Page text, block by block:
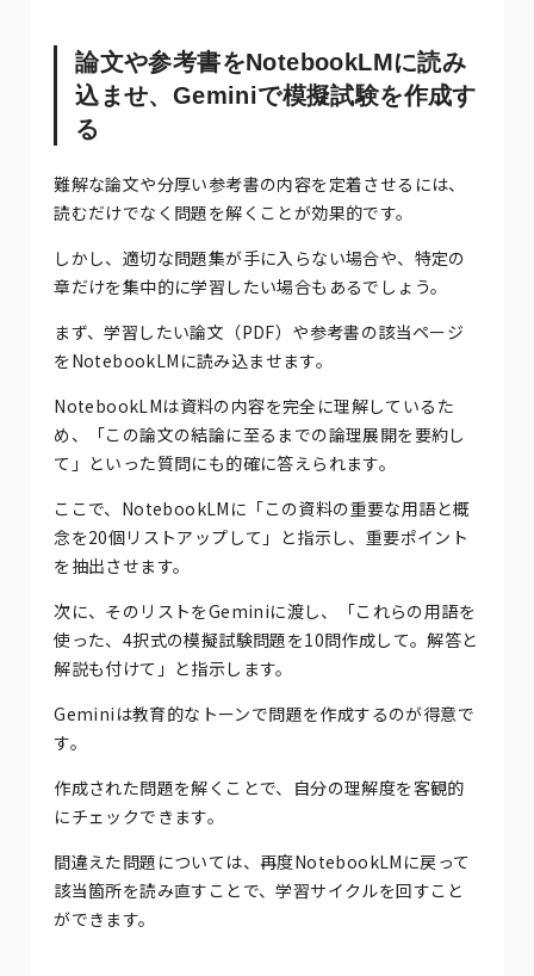
論文や参考書をNotebookLMに読み
込ませ、Geminiで模擬試験を作成す
る
難解な論文や分厚い参考書の内容を定着させるには、
読むだけでなく問題を解くことが効果的です。
しかし、適切な問題集が手に入らない場合や、特定の
章だけを集中的に学習したい場合もあるでしょう。
まず、学習したい論文（PDF）や参考書の該当ページ
をNotebookLMに読み込ませます。
NotebookLMは資料の内容を完全に理解しているた
め、「この論文の結論に至るまでの論理展開を要約し
て」といった質問にも的確に答えられます。
ここで、NotebookLMに「この資料の重要な用語と概
念を20個リストアップして」と指示し、重要ポイント
を抽出させます。
次に、そのリストをGeminiに渡し、「これらの用語を
使った、4択式の模擬試験問題を10問作成して。解答と
解説も付けて」と指示します。
Geminiは教育的なトーンで問題を作成するのが得意で
す。
作成された問題を解くことで、自分の理解度を客観的
にチェックできます。
間違えた問題については、再度NotebookLMに戻って
該当箇所を読み直すことで、学習サイクルを回すこと
ができます。